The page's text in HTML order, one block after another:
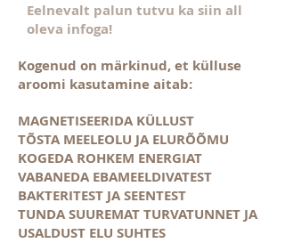
Eelnevalt palun tutvu ka siin all
oleva infoga!
Kogenud on märkinud, et külluse
aroomi kasutamine aitab:
MAGNETISEERIDA KÜLLUST
TÕSTA MEELEOLU JA ELURÕÕMU
KOGEDA ROHKEM ENERGIAT
VABANEDA EBAMEELDIVATEST
BAKTERITEST JA SEENTEST
TUNDA SUUREMAT TURVATUNNET JA
USALDUST ELU SUHTES